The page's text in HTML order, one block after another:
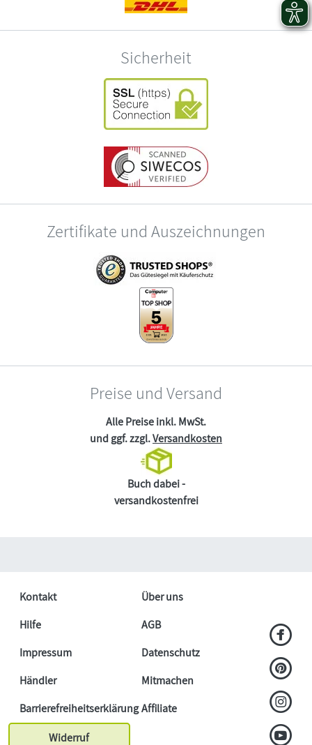
Sicherheit
Zertifikate und Auszeichnungen
Preise und Versand
Alle Preise inkl. MwSt.
und ggf. zzgl.Versandkosten
Buch dabei -
versandkostenfrei
Kontakt
Über uns
Hilfe
AGB
Impressum
Datenschutz
Händler
Mitmachen
BarrierefreiheitserklärungAffiliate
Widerruf